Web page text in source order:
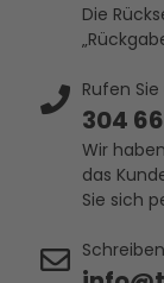
Die
Rufen
304
Wir
das
Sie sich